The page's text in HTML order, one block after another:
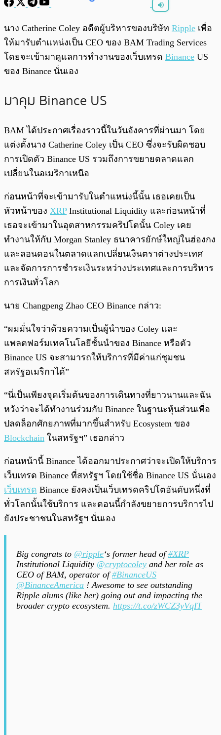
นาง Catherine Coley อดีตผู้บริหารของบริษัท Ripple เพื่อ
ให้มารับตำแหน่งเป็น CEO ของ BAM Trading Services
โดยจะเข้ามาดูแลการทำงานของเว็บเทรด Binance US
ของ Binance นั่นเอง
มาคุม Binance US
BAM ได้ประกาศเรื่องราวนี้ในวันอังคารที่ผ่านมา โดย
แต่งตั้งนาง Catherine Coley เป็น CEO ซึ่งจะรับผิดชอบ
การเปิดตัว Binance US รวมถึงการขยายตลาดแลก
เปลี่ยนในอเมริกาเหนือ
ก่อนหน้าที่จะเข้ามารับในตำแหน่งนี้นั้น เธอเคยเป็น
หัวหน้าของ XRPInstitutional Liquidity และก่อนหน้าที่
เธอจะเข้ามาในอุตสาหกรรมคริปโตนั้น Coley เคย
ทำงานให้กับ Morgan Stanley ธนาคารยักษ์ใหญ่ในฮ่องกง
และลอนดอนในตลาดแลกเปลี่ยนเงินตราต่างประเทศ
และจัดการการชำระเงินระหว่างประเทศและการบริหาร
การเงินทั่วโลก
นาย Changpeng Zhao CEO Binance กล่าว:
“ผมมั่นใจว่าด้วยความเป็นผู้นำของ Coley และ
แพลตฟอร์มเทคโนโลยีชั้นนำของ Binance หรือตัว
Binance US จะสามารถให้บริการที่มีค่าแก่ชุมชน
สหรัฐอเมริกาได้”
“นี่เป็นเพียงจุดเริ่มต้นของการเดินทางที่ยาวนานและฉัน
หวังว่าจะได้ทำงานร่วมกับ Binance ในฐานะหุ้นส่วนเพื่อ
ปลดล็อกศักยภาพที่มากขึ้นสำหรับ Ecosystem ของ
Blockchain ในสหรัฐฯ” เธอกล่าว
ก่อนหน้านี้ Binance ได้ออกมาประกาศว่าจะเปิดให้บริการ
เว็บเทรด Binance ที่สหรัฐฯ โดยใช้ชื่อ Binance US นั่นเอง
เว็บเทรด Binance ยังคงเป็นเว็บเทรดคริปโตอันดับหนึ่งที่
ทั่วโลกนั้นใช้บริการ และตอนนี้กำลังขยายการบริการไป
ยังประชาชนในสหรัฐฯ นั่นเอง
Big congrats to @ripple‘s former head of#XRP
Institutional Liquidity @cryptocoley and her role as
CEO of BAM, operator of#BinanceUS
@BinanceAmerica ! Awesome to see outstanding
Ripple alums (like her) going out and impacting the
broader crypto ecosystem. https://t.co/zWCZ3yVqIT